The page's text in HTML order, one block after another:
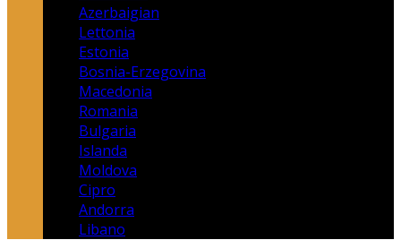
Azerbaigian
Lettonia
Estonia
Bosnia-Erzegovina
Macedonia
Romania
Bulgaria
Islanda
Moldova
Cipro
Andorra
Libano